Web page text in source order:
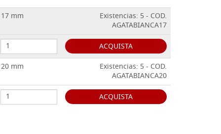
mm
Existencias: 5 - COD.
AGATABIANCA17
ACQUISTA
mm
Existencias: 5 - COD.
AGATABIANCA20
ACQUISTA